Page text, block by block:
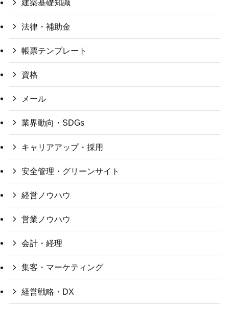
建築基礎知識
法律・補助金
帳票テンプレート
資格
メール
業界動向・SDGs
キャリアアップ・採用
安全管理・グリーンサイト
経営ノウハウ
営業ノウハウ
会計・経理
集客・マーケティング
経営戦略・DX